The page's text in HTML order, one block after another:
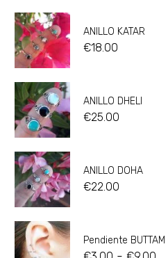
ANILLO KATAR
€18.00
ANILLO DHELI
€25.00
ANILLO DOHA
€22.00
Pendiente BUTTAM